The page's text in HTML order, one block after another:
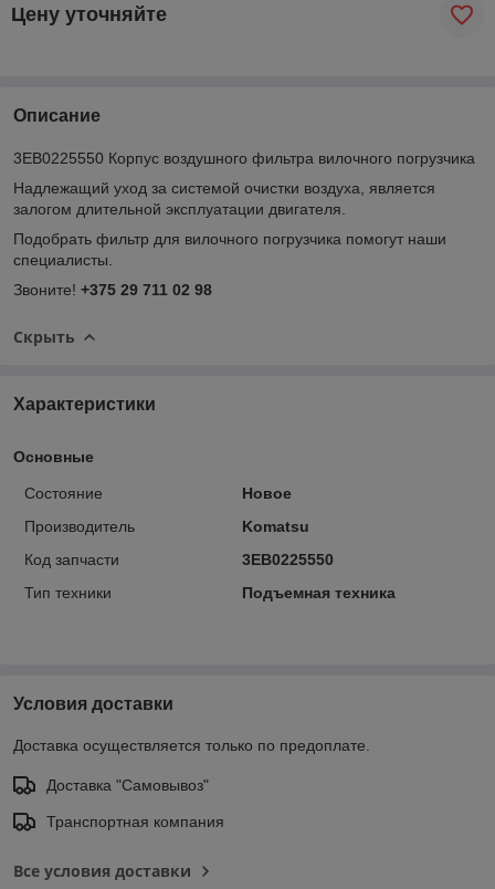
Цену уточняйте
Описание
3EB0225550 Корпус воздушного фильтра вилочного погрузчика
Надлежащий уход за системой очистки воздуха, является
залогом длительной эксплуатации двигателя.
Подобрать фильтр для вилочного погрузчика помогут наши
специалисты.
Звоните! +375 29 711 02 98
Скрыть
Характеристики
Основные
Состояние
Новое
Производитель
Komatsu
Код запчасти
3EB0225550
Тип техники
Подъемная техника
Условия доставки
Доставка осуществляется только по предоплате.
Доставка "Самовывоз"
Транспортная компания
Все условия доставки